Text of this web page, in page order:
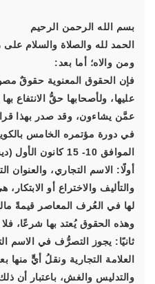
بسم الله الرحمن الرحيم
الحمد لله والصلاة والسلام
ومن والاه؛ أما بعد:
فإن الحقوق المعنوية حقوقٌ
عليها، ولأصحابها حقُّ الانتفاع
عمَّن يشاءون، وقد صدر بهذا
الموافق 10- 15 كانون الأول (ديسمبر) 1988م، وقرر ما يلي:
أولًا: الاسم التجاري، والعنوان
والتأليف والاختراع أو
لها في العُرف المعاصر قيمةً
وهذه الحقوق يُعتد بها شرعًا، فلا
ثانيًا: يجوز التصرُّف في الاسم
العلامة التجارية ونقلُ أيٍّ منها
والتدليس والغش، باعتبار أن